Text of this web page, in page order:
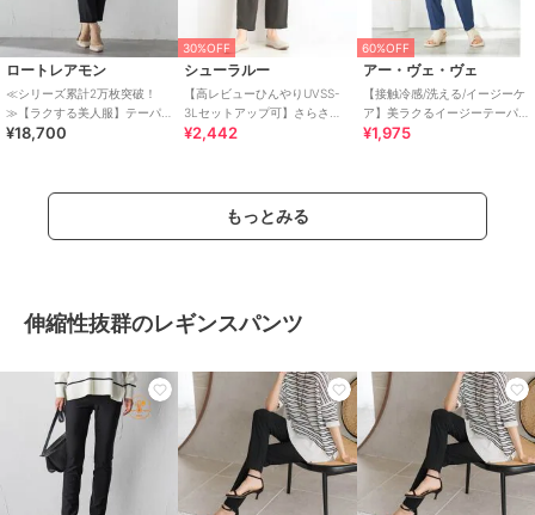
ロートレアモン
≪シリーズ累計2万枚突破！
≫【ラクする美人服】テーパ
ードパンツ≪13号あり≫
¥18,700
30%OFF
シューラルー
【高レビューひんやりUVSS-
3Lセットアップ可】さらさら
ぷるん イージーテーパードパ
¥2,442
60%OFF
アー・ヴェ・ヴェ
【接触冷感/洗える/イージーケ
ア】美ラクるイージーテーパ
ードパンツ
¥1,975
もっとみる
伸縮性抜群のレギンスパンツ